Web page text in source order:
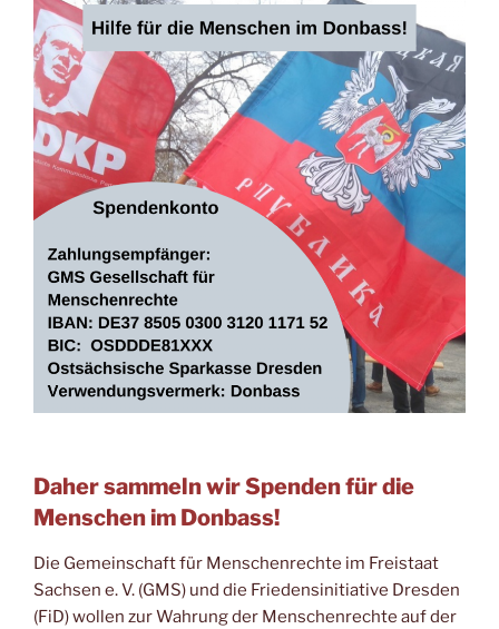
Daher sammeln wir Spenden für die
Menschen im Donbass!
Die Gemeinschaft für Menschenrechte im Freistaat
Sachsen e. V. (GMS) und die Friedensinitiative Dresden
(FiD) wollen zur Wahrung der Menschenrechte auf der